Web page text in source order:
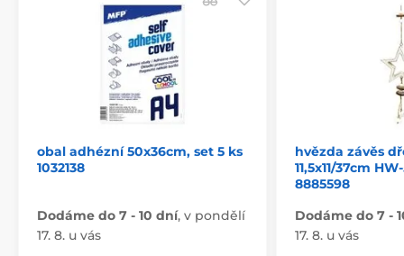
obal adhézní 50x36cm, set 5 ks
1032138
Dodáme do 7 - 10 dní, v pondělí
17. 8. u vás
hvězda závěs
11,5x11/37cm
8885598
Dodáme do 7 -
17. 8. u vás